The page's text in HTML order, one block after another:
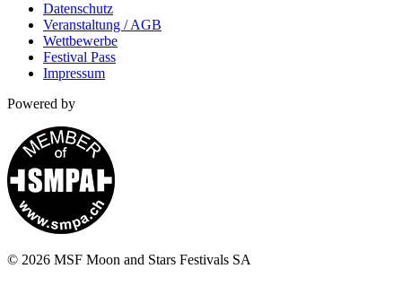
Datenschutz
Veranstaltung / AGB
Wettbewerbe
Festival Pass
Impressum
Powered by
© 2026 MSF Moon and Stars Festivals SA